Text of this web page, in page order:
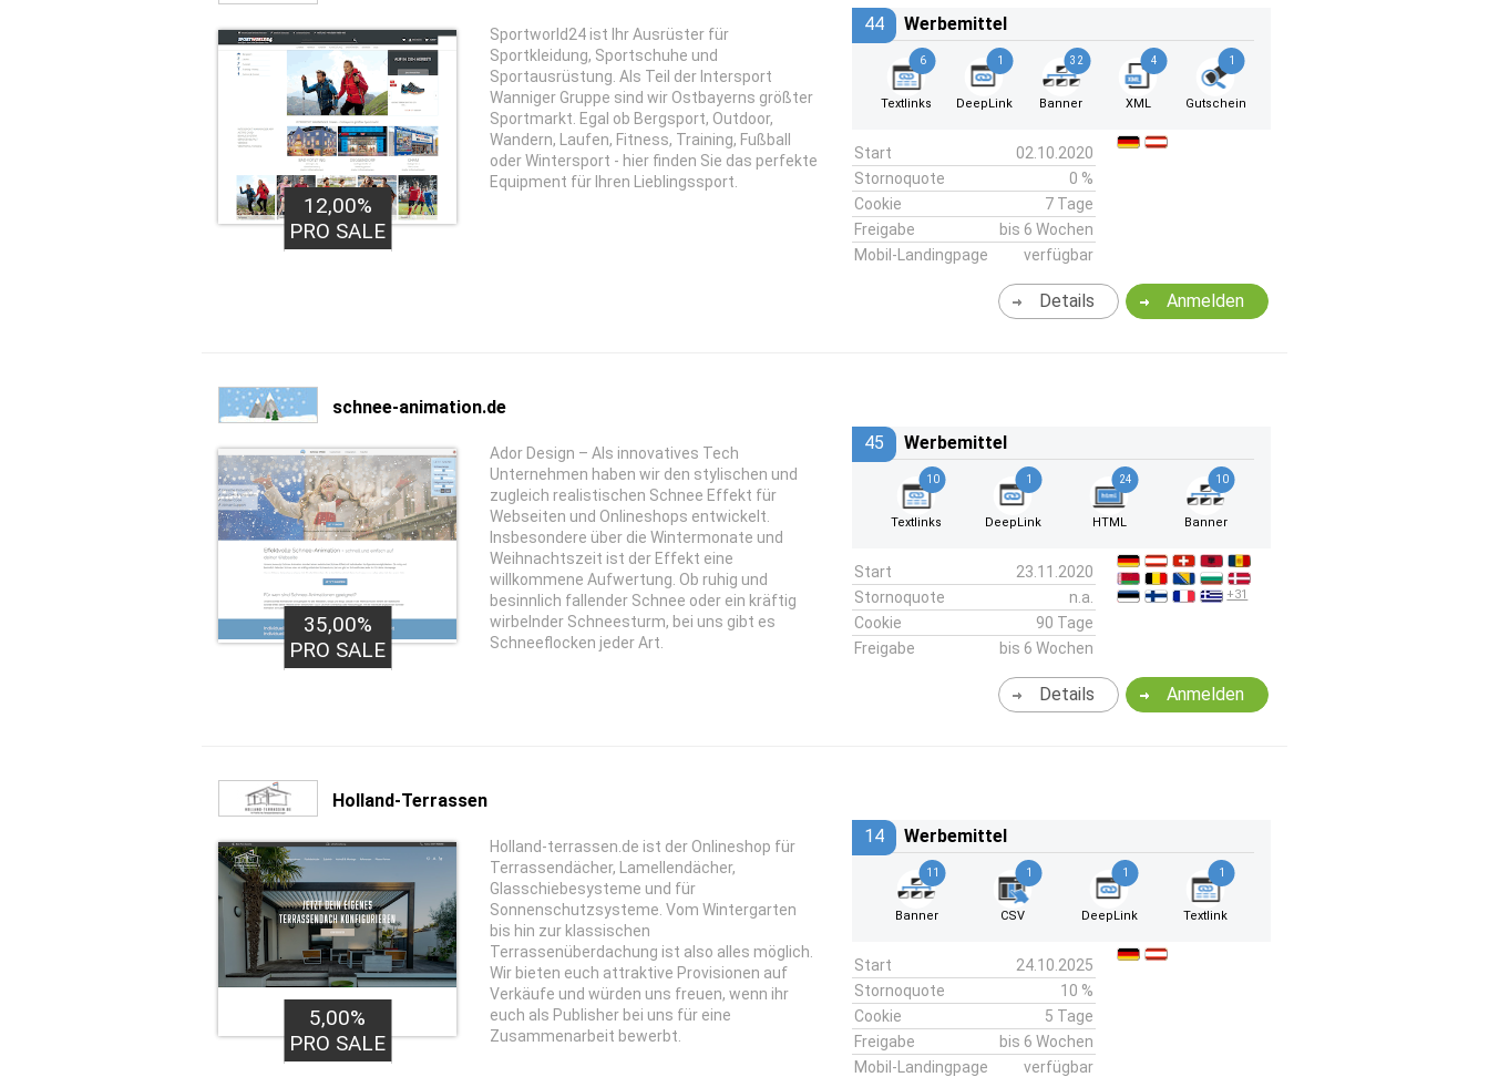
12,00%
PRO SALE
Sportworld24 ist Ihr Ausrüster für
Sportkleidung, Sportschuhe und
Sportausrüstung. Als Teil der Intersport
Wanniger Gruppe sind wir Ostbayerns größter
Sportmarkt. Egal ob Bergsport, Outdoor,
Wandern, Laufen, Fitness, Training, Fußball
oder Wintersport - hier finden Sie das perfekte
Equipment für Ihren Lieblingssport.
44 Werbemittel
6
Textlinks
1
DeepLink
32
Banner
4
XML
1
Gutschein
Start
02.10.2020
Stornoquote
0 %
Cookie
7 Tage
Freigabe
bis 6 Wochen
Mobil-Landingpage
verfügbar
Anmelden
Details
schnee-animation.de
35,00%
PRO SALE
Ador Design – Als innovatives Tech
Unternehmen haben wir den stylischen und
zugleich realistischen Schnee Effekt für
Webseiten und Onlineshops entwickelt.
Insbesondere über die Wintermonate und
Weihnachtszeit ist der Effekt eine
willkommene Aufwertung. Ob ruhig und
besinnlich fallender Schnee oder ein kräftig
wirbelnder Schneesturm, bei uns gibt es
Schneeflocken jeder Art.
45 Werbemittel
10
Textlinks
1
DeepLink
24
HTML
10
Banner
Start
23.11.2020
Stornoquote
n.a.
Cookie
90 Tage
Freigabe
bis 6 Wochen
+31
Anmelden
Details
Holland-Terrassen
5,00%
PRO SALE
Holland-terrassen.de ist der Onlineshop für
Terrassendächer, Lamellendächer,
Glasschiebesysteme und für
Sonnenschutzsysteme. Vom Wintergarten
bis hin zur klassischen
Terrassenüberdachung ist also alles möglich.
Wir bieten euch attraktive Provisionen auf
Verkäufe und würden uns freuen, wenn ihr
euch als Publisher bei uns für eine
Zusammenarbeit bewerbt.
14 Werbemittel
11
Banner
1
CSV
1
DeepLink
1
Textlink
Start
24.10.2025
Stornoquote
10 %
Cookie
5 Tage
Freigabe
bis 6 Wochen
Mobil-Landingpage
verfügbar